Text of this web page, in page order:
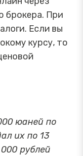
брокера. При
Если вы
курсу, то
юаней по
их по 13
рублей